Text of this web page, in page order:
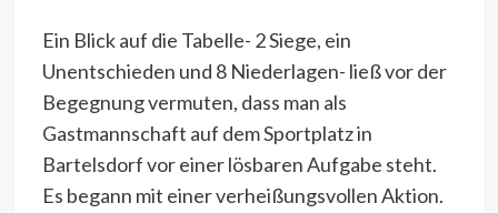
Ein Blick auf die Tabelle- 2 Siege, ein
Unentschieden und 8 Niederlagen- ließ vor der
Begegnung vermuten, dass man als
Gastmannschaft auf dem Sportplatz in
Bartelsdorf vor einer lösbaren Aufgabe steht.
Es begann mit einer verheißungsvollen Aktion.